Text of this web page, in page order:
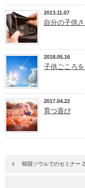
2013.11.07
自分の子供
2018.05.16
子供ごころ
2017.04.22
育つ喜び
韓国ソウルでのセミナー